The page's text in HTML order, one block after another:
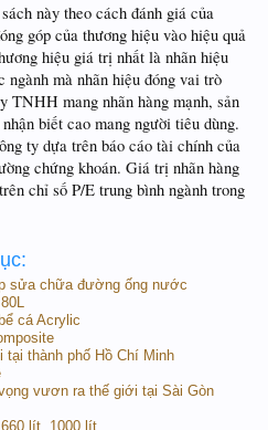
này theo cách đánh giá của
góp của thương hiệu vào hiệu quả
hiệu giá trị nhất là nhãn hiệu
ngành mà nhãn hiệu đóng vai trò
TNHH mang nhãn hàng mạnh, sản
biết cao mang người tiêu dùng.
ty dựa trên báo cáo tài chính của
chứng khoán. Giá trị nhãn hàng
chỉ số P/E trung bình ngành trong
sửa chữa đường ống nước
cá Acrylic
thành phố Hồ Chí Minh
vươn ra thế giới tại Sài Gòn
lít ,1000 lít